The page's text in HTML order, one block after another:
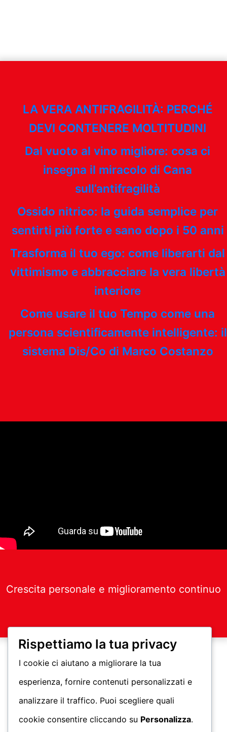
LA VERA ANTIFRAGILITÀ: PERCHÉ
DEVI CONTENERE MOLTITUDINI
Dal vuoto al vino migliore: cosa ci
insegna il miracolo di Cana
sull’antifragilità
Ossido nitrico: la guida semplice per
sentirti più forte e sano dopo i 50 anni
Trasforma il tuo ego: come liberarti dal
vittimismo e abbracciare la vera libertà
interiore
Come usare il tuo Tempo come una
persona scientificamente intelligente: il
sistema Dis/Co di Marco Costanzo
Crescita personale e miglioramento continuo
Rispettiamo la tua privacy
I cookie ci aiutano a migliorare la tua
esperienza, fornire contenuti personalizzati e
analizzare il traffico. Puoi scegliere quali
cookie consentire cliccando su Personalizza.